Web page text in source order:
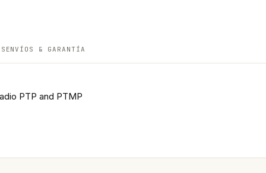
ENVÍOS & GARANTÍA
PTP and PTMP